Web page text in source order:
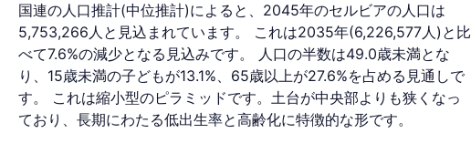
ミ
ッ
国連の人口推計(中位推計)によると、2045年のセルビアの人口は
5,753,266人と見込まれています。 これは2035年(6,226,577人)と比
べて7.6%の減少となる見込みです。 人口の半数は49.0歳未満とな
り、15歳未満の子どもが13.1%、65歳以上が27.6%を占める見通しで
す。 これは縮小型のピラミッドです。土台が中央部よりも狭くなっ
ており、長期にわたる低出生率と高齢化に特徴的な形です。